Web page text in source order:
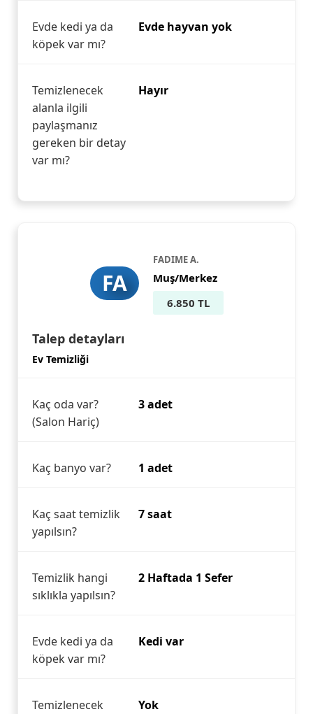
Evde kedi ya da
köpek var mı?
Evde hayvan yok
Temizlenecek
alanla ilgili
paylaşmanız
gereken bir detay
var mı?
Hayır
FA
FADIME A.
Muş/Merkez
6.850 TL
Talep detayları
Ev Temizliği
Kaç oda var?
(Salon Hariç)
3 adet
Kaç banyo var? 1 adet
Kaç saat temizlik
yapılsın?
7 saat
Temizlik hangi
sıklıkla yapılsın?
2 Haftada 1 Sefer
Evde kedi ya da
köpek var mı?
Kedi var
Temizlenecek
Yok